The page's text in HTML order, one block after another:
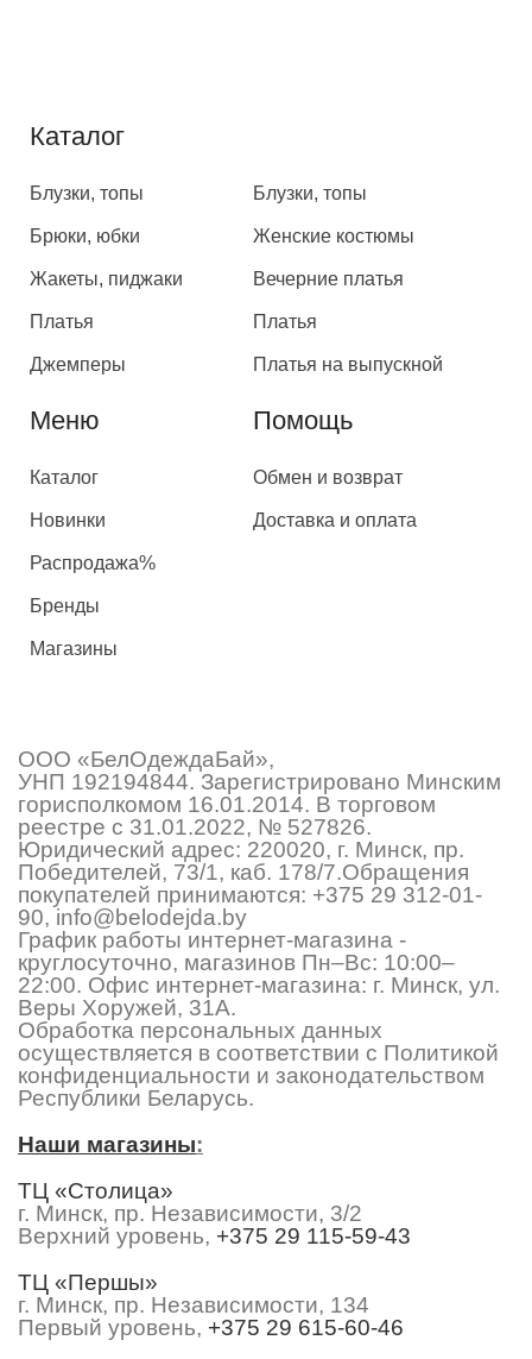
Каталог
Блузки, топы
Брюки, юбки
Жакеты, пиджаки
Платья
Джемперы
Блузки, топы
Женские костюмы
Вечерние платья
Платья
Платья на выпускной
Меню
Каталог
Новинки
Распродажа%
Бренды
Магазины
Помощь
Обмен и возврат
Доставка и оплата
ООО «БелОдеждаБай»,
УНП 192194844. Зарегистрировано Минским
горисполкомом 16.01.2014. В торговом
реестре с 31.01.2022, № 527826.
Юридический адрес: 220020, г. Минск, пр.
Победителей, 73/1, каб. 178/7.Обращения
покупателей принимаются: +375 29 312-01-
90, info@belodejda.by
График работы интернет-магазина -
круглосуточно, магазинов Пн–Вс: 10:00–
22:00. Офис интернет-магазина: г. Минск, ул.
Веры Хоружей, 31А.
Обработка персональных данных
осуществляется в соответствии с Политикой
конфиденциальности и законодательством
Республики Беларусь.
Наши магазины:
ТЦ «Столица»
г. Минск, пр. Независимости, 3/2
Верхний уровень, +375 29 115-59-43
ТЦ «Першы»
г. Минск, пр. Независимости, 134
Первый уровень, +375 29 615-60-46